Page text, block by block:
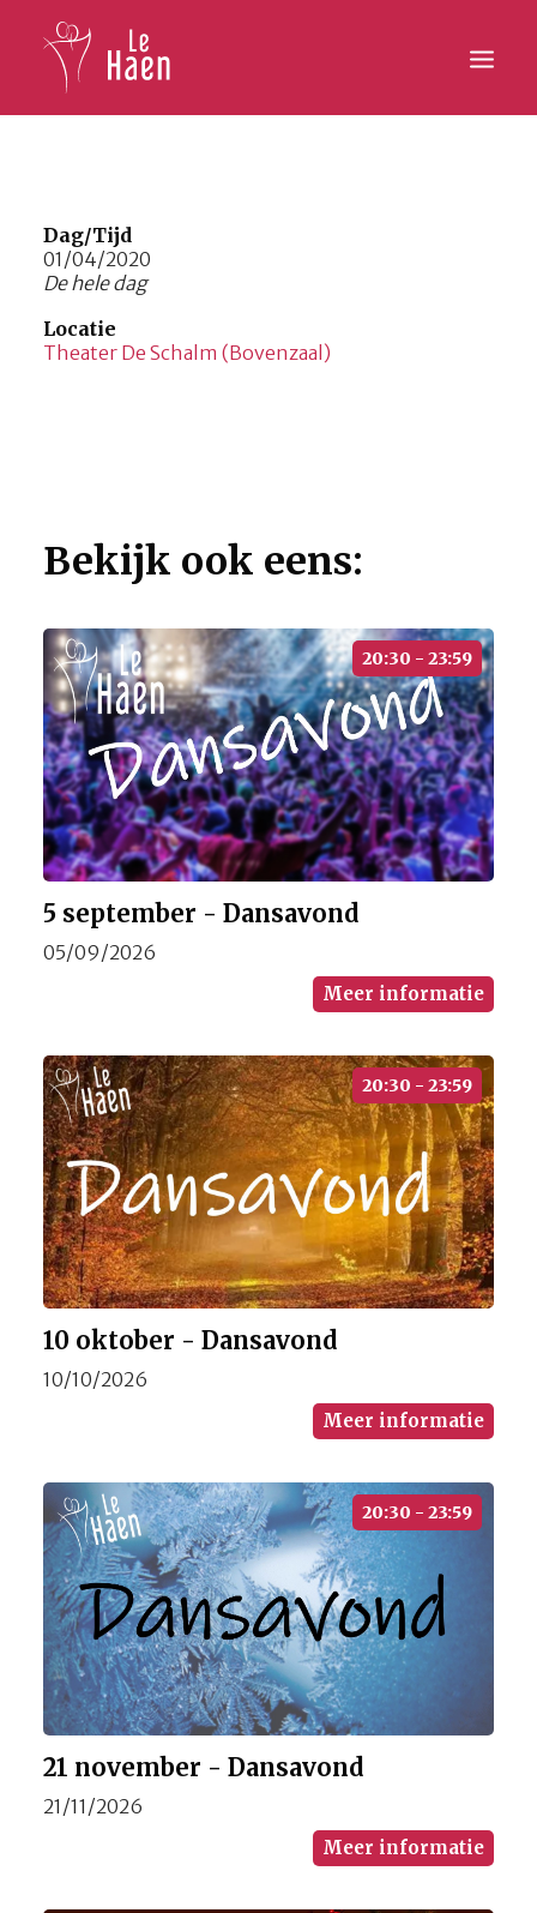
Lesaanbod
Activiteiten
Inschrijven
Dag/Tijd
01/04/2020
De hele dag
Locatie
Theater De Schalm (Bovenzaal)
Bekijk ook eens:
5 september - Dansavond
05/09/2026
20:30 - 23:59
Meer informatie
10 oktober - Dansavond
10/10/2026
20:30 - 23:59
Meer informatie
21 november - Dansavond
21/11/2026
20:30 - 23:59
Meer informatie